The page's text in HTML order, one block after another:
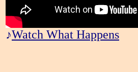
♪Watch What Happens